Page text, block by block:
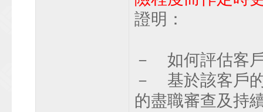
證明：
－ 如何評估客
－ 基於該客戶
的盡職審查及持